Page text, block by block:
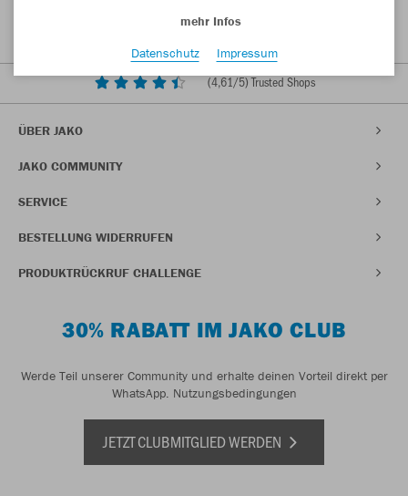
(4,61/5) Trusted Shops
ÜBER JAKO
JAKO COMMUNITY
SERVICE
BESTELLUNG WIDERRUFEN
PRODUKTRÜCKRUF CHALLENGE
30% RABATT IM JAKO CLUB
Werde Teil unserer Community und erhalte deinen Vorteil direkt per
WhatsApp. Nutzungsbedingungen
JETZT CLUBMITGLIED WERDEN
mehr Infos
Datenschutz
Impressum